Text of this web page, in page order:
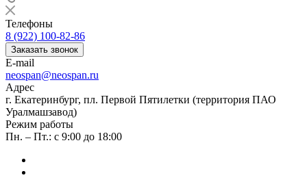
Телефоны
8 (922) 100-82-86
Заказать звонок
E-mail
neospan@neospan.ru
Адрес
г. Екатеринбург, пл. Первой Пятилетки (территория ПАО
Уралмашзавод)
Режим работы
Пн. – Пт.: с 9:00 до 18:00